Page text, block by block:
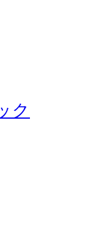
ク